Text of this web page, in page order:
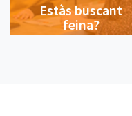
Estàs buscant
feina?